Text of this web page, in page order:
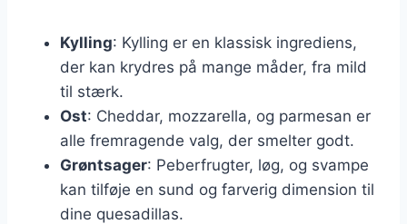
Kylling: Kylling er en klassisk ingrediens,
der kan krydres på mange måder, fra mild
til stærk.
Ost: Cheddar, mozzarella, og parmesan er
alle fremragende valg, der smelter godt.
Grøntsager: Peberfrugter, løg, og svampe
kan tilføje en sund og farverig dimension til
dine quesadillas.